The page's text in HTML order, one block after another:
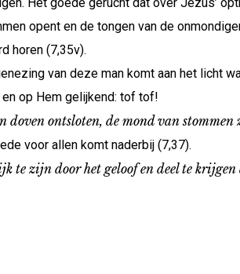
opent en de tongen van de
horen (7,35v).
van deze man komt aan het licht
op Hem gelijkend: tof tof!
doven ontsloten, de mond van stommen
voor allen komt naderbij (7,37).
te zijn door het geloof en deel te krijgen